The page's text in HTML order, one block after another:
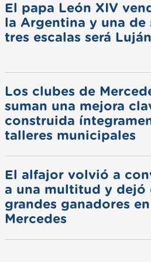
El papa León XIV
la Argentina y una de
tres escalas será Luján
Los clubes de
suman una mejora
construida
talleres municipales
El alfajor volvió a
a una multitud y dejó
grandes ganadores en
Mercedes